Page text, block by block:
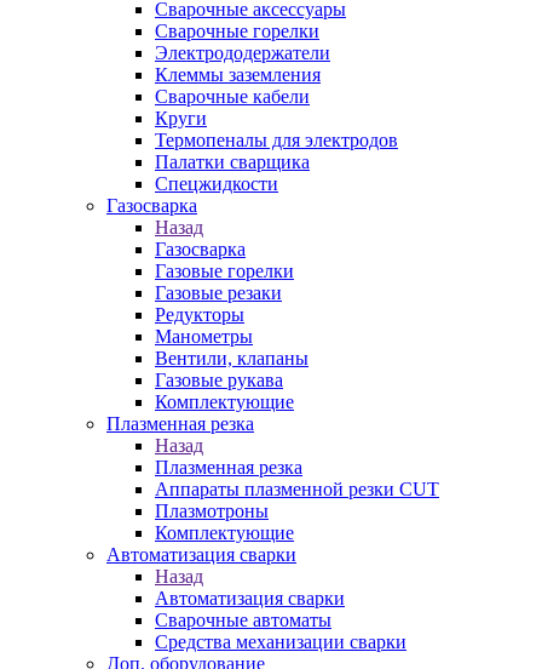
Сварочные аксессуары
Сварочные горелки
Электрододержатели
Клеммы заземления
Сварочные кабели
Круги
Термопеналы для электродов
Палатки сварщика
Спецжидкости
Газосварка
Назад
Газосварка
Газовые горелки
Газовые резаки
Редукторы
Манометры
Вентили, клапаны
Газовые рукава
Комплектующие
Плазменная резка
Назад
Плазменная резка
Аппараты плазменной резки CUT
Плазмотроны
Комплектующие
Автоматизация сварки
Назад
Автоматизация сварки
Сварочные автоматы
Средства механизации сварки
Доп. оборудование